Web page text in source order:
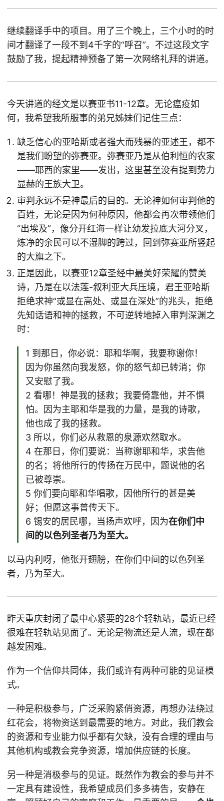
继续翻译手中的项目。用了三个晚上，三个小时的时
间才翻译了一段不到4千字的“呼召”。不过这段文字
鼓励了我，提起精神预备了第一次网络礼拜的讲道。
今天讲道的经文是以赛亚书11-12章。无论瘟疫如
何，我希望我所服事的弟兄姊妹们记住三点：
缺乏信心的亚哈斯或者强大而残暴的亚述王，都不
是我们盼望的弥赛亚。弥赛亚乃是从伯利恒的农家
——耶西的家里——发出，这里甚至没有提到势力
显赫的王族大卫。
审判永远不是神最后的目的。无论神如何审判他的
百姓，无论是因为何种原因，他都会再次带领他们
“出埃及”，像分开红海一样让幼发拉底大河分叉，
炼净的余民可以不湿脚的跨过，回到弥赛亚所竖起
的大旗之下。
正是因此，以赛亚12章圣经中最美好荣耀的赞美
诗，乃是在以法莲-叙利亚大兵压境，君王亚哈斯
拒绝求神“或显在高处、或显在深处”的兆头，拒绝
先知话语和神的拯救，不可逆转地掉入审判深渊之
时：
1 到那日，你必说：耶和华啊，我要称谢你！
因为你虽然向我发怒，你的怒气却已转消；你
又安慰了我。
2 看哪！神是我的拯救；我要倚靠他，并不惧
怕。因为主耶和华是我的力量，是我的诗歌，
他也成了我的拯救。
3 所以，你们必从救恩的泉源欢然取水。
4 在那日，你们要说：当称谢耶和华，求告他
的名；将他所行的传扬在万民中，题说他的名
已被尊崇。
5 你们要向耶和华唱歌，因他所行的甚是美
好；但愿这事普传天下。
6 锡安的居民哪，当扬声欢呼，因为在你们中
间的以色列圣者乃为至大。
以马内利呀，他张开翅膀，在你们中间的以色列圣
者，乃为至大。
昨天重庆封闭了最中心紧要的28个轻轨站，最近已经
很难在轻轨站见面了。无论是物流还是人流，现在都
越发困难。
作为一个信仰共同体，我们或许有两种可能的见证模
式。
一种是积极参与，广泛采购紧俏资源，再想办法绕过
红花会，将物资送到最需要的地方。对此，我们教会
的资源和专业能力似乎都有欠缺，没有合理的理由与
其他机构或教会竞争资源，增加供应链的长度。
另一种是消极参与的见证。既然作为教会的参与并不
一定具有建设性，我希望成员们多多祷告，安静在